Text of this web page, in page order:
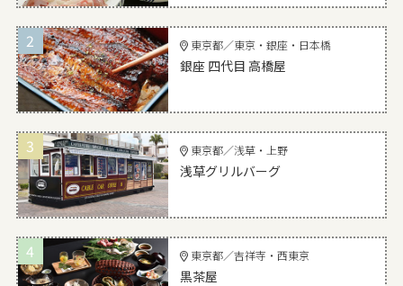
2 東京都／東京・銀座・日本橋
銀座 四代目 高橋屋
3 東京都／浅草・上野
浅草グリルバーグ
4 東京都／吉祥寺・西東京
黒茶屋